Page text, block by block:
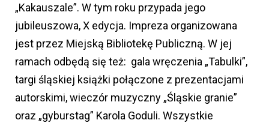
„Kakauszale”. W tym roku przypada jego
jubileuszowa, X edycja. Impreza organizowana
jest przez Miejską Bibliotekę Publiczną. W jej
ramach odbędą się też: gala wręczenia „Tabulki”,
targi śląskiej książki połączone z prezentacjami
autorskimi, wieczór muzyczny „Śląskie granie”
oraz „gyburstag” Karola Goduli. Wszystkie